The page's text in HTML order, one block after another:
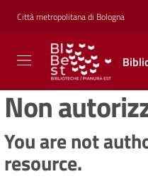
Vai al contenuto
Vai alla navigazione
Vai al footer
Città metropolitana di Bologna
Biblioteche
Pianura
Est
CONOSCERE,
CREARE,
Non
You are not
resource.